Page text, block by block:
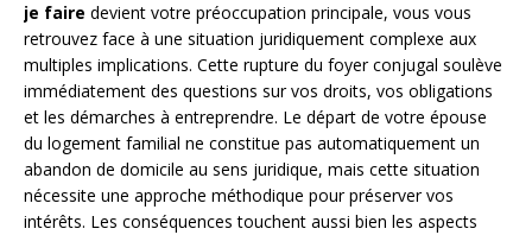
je faire devient votre préoccupation principale, vous vous
retrouvez face à une situation juridiquement complexe aux
multiples implications. Cette rupture du foyer conjugal soulève
immédiatement des questions sur vos droits, vos obligations
et les démarches à entreprendre. Le départ de votre épouse
du logement familial ne constitue pas automatiquement un
abandon de domicile au sens juridique, mais cette situation
nécessite une approche méthodique pour préserver vos
intérêts. Les conséquences touchent aussi bien les aspects